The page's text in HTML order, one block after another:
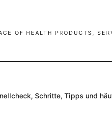
OF HEALTH PRODUCTS,
Schritte, Tipps und